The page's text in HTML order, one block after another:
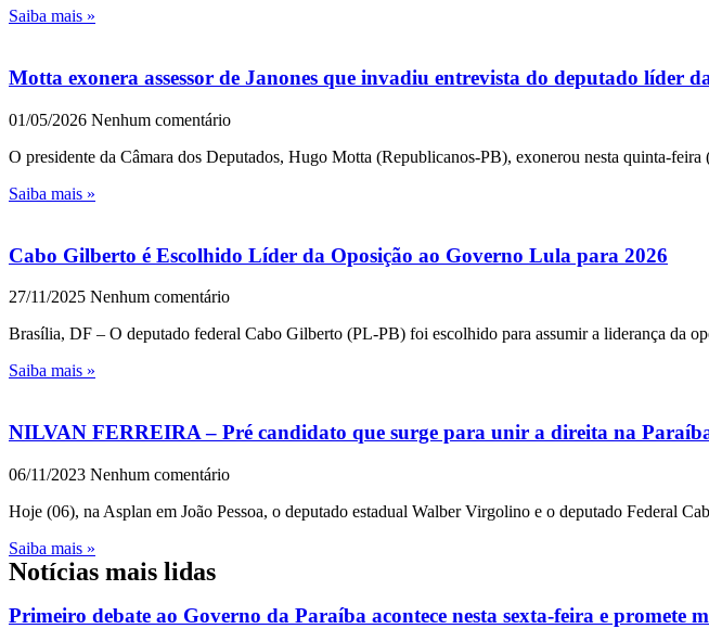
Saiba mais »
Motta exonera assessor de Janones que invadiu entrevista do deputado líder
01/05/2026 Nenhum comentário
O presidente da Câmara dos Deputados, Hugo Motta (Republicanos-PB), exonerou nesta quinta-
Saiba mais »
Cabo Gilberto é Escolhido Líder da Oposição ao Governo Lula para 2026
27/11/2025 Nenhum comentário
Brasília, DF – O deputado federal Cabo Gilberto (PL-PB) foi escolhido para assumir a liderança da
Saiba mais »
NILVAN FERREIRA – Pré candidato que surge para unir a direita na
06/11/2023 Nenhum comentário
Hoje (06), na Asplan em João Pessoa, o deputado estadual Walber Virgolino e o deputado Federal
Saiba mais »
Notícias mais lidas
Primeiro debate ao Governo da Paraíba acontece nesta sexta-feira e promete